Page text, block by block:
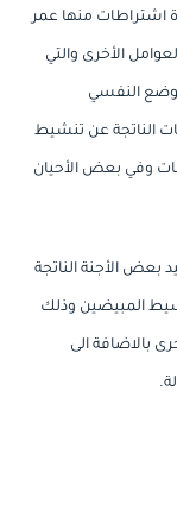
اشتراطات منها عمر
الأخرى والتي
النفسي
الناتجة عن تنشيط
وفي بعض الأحيان
بعض الأجنة الناتجة
المبيضين وذلك
بالاضافة الى